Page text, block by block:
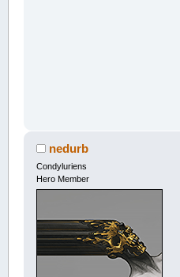
nedurb
Condyluriens
Hero Member